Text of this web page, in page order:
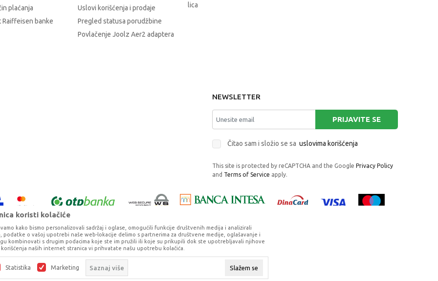
plaćanja
Raiffeisen banke
Uslovi korišćenja i prodaje
Pregled statusa porudžbine
Povlačenje Joolz Aer2 adaptera
lica
NEWSLETTER
PRIJAVITE SE
Čitao sam i složio se sa uslovima korišćenja
This site is protected by reCAPTCHA and the Google Privacy Policy
and Terms of Service apply.
što je preciznije moguće, ali ne možemo garantovati da su svi podaci i fotografije, navedeni u okrviru proizvoda, u
Svi artikli prikazani na sajtu su deo naše ponude, ali ne podrazumeva da su dostupni u svakom trenutku.
www.dexy.co.rs, IzradaNB SOFT
koristi kolačiće
kako bismo personalizovali sadržaj i oglase, omogućili funkcije društvenih medija i analizirali
podatke o vašoj upotrebi naše web-lokacije delimo s partnerima za društvene medije, oglašavanje i
kombinovati s drugim podacima koje ste im pružili ili koje su prikupili dok ste upotrebljavali njihove
korišćenja naših internet stranica vi prihvatate našu upotrebu kolačića.
Statistika Marketing Saznaj više Slažem se